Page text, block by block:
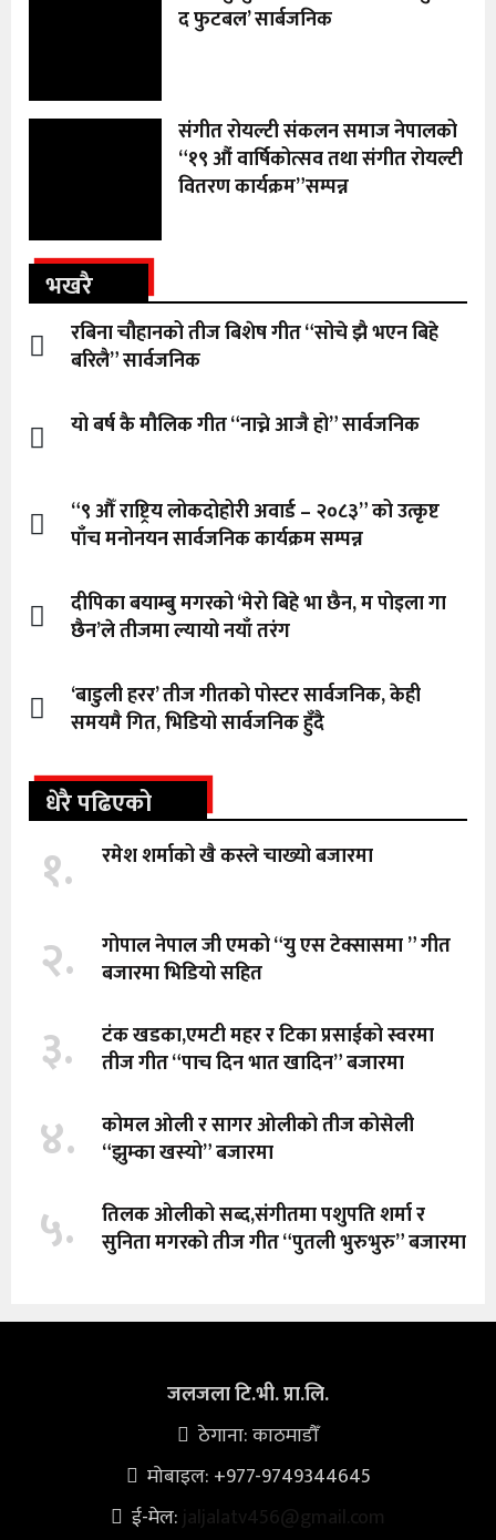
द फुटबल’ सार्बजनिक
संगीत रोयल्टी संकलन समाज नेपालको
“१९ औं वार्षिकोत्सव तथा संगीत रोयल्टी
वितरण कार्यक्रम”सम्पन्न
भखरै
रबिना चौहानको तीज बिशेष गीत “सोचे झै भएन बिहे
बरिलै” सार्वजनिक
यो बर्ष कै मौलिक गीत “नाच्ने आजै हो” सार्वजनिक
“९ औँ राष्ट्रिय लोकदोहोरी अवार्ड – २०८३” को उत्कृष्ट
पाँच मनोनयन सार्वजनिक कार्यक्रम सम्पन्न
दीपिका बयाम्बु मगरको ‘मेरो बिहे भा छैन, म पोइला गा
छैन’ले तीजमा ल्यायो नयाँ तरंग
‘बाडुली हरर’ तीज गीतको पोस्टर सार्वजनिक, केही
समयमै गित, भिडियो सार्वजनिक हुँदै
धेरै पढिएको
१. रमेश शर्माको खै कस्ले चाख्यो बजारमा
२.
गोपाल नेपाल जी एमको “यु एस टेक्सासमा ” गीत
बजारमा भिडियो सहित
३.
टंक खडका,एमटी महर र टिका प्रसाईको स्वरमा
तीज गीत “पाच दिन भात खादिन” बजारमा
४.
कोमल ओली र सागर ओलीको तीज कोसेली
“झुम्का खस्यो” बजारमा
५.
तिलक ओलीको सब्द,संगीतमा पशुपति शर्मा र
सुनिता मगरको तीज गीत “पुतली भुरुभुरु” बजारमा
जलजला टि.भी. प्रा.लि.
ठेगाना: काठमाडौँ
मोबाइल: +977-9749344645
ई-मेल: jaljalatv456@gmail.com